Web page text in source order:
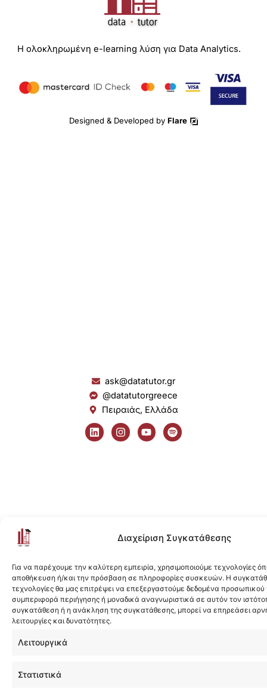
Διαχείριση Συγκατάθεσης
Για να παρέχουμε την καλύτερη εμπειρία, χρησιμοποιούμε τεχνολογίες
αποθήκευση ή/και την πρόσβαση σε πληροφορίες συσκευών. Η
τεχνολογίες θα μας επιτρέψει να επεξεργαστούμε δεδομένα
συμπεριφορά περιήγησης ή μοναδικά αναγνωριστικά σε αυτόν τον
συγκατάθεση ή η ανάκληση της συγκατάθεσης, μπορεί να επηρεάσει
λειτουργίες και δυνατότητες.
Λειτουργικά
Στατιστικά
Η ολοκληρωμένη e-learning λύση για Data Analytics.
Designed & Developed by Flare
ask@datatutor.gr
@datatutorgreece
Πειραιάς, Ελλάδα
L
i
n
I
n
s
Y
o
u
S
p
o